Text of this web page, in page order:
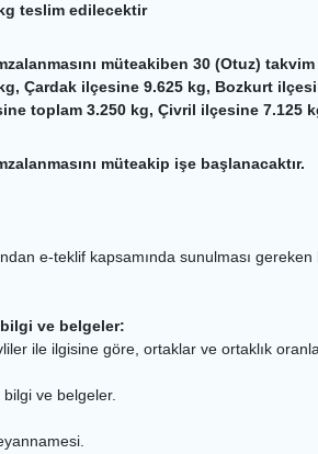
teslim edilecektir
müteakiben 30 (Otuz)
Çardak ilçesine 9.625 kg, Bozkurt
toplam 3.250 kg, Çivril ilçesine
müteakip işe başlanacaktır.
e-teklif kapsamında sunulması
ve belgeler:
ile ilgisine göre, ortaklar ve ortaklık
ve belgeler.